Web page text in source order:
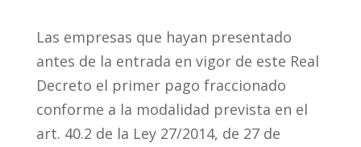
Las empresas que hayan presentado
antes de la entrada en vigor de este Real
Decreto el primer pago fraccionado
conforme a la modalidad prevista en el
art. 40.2 de la Ley 27/2014, de 27 de